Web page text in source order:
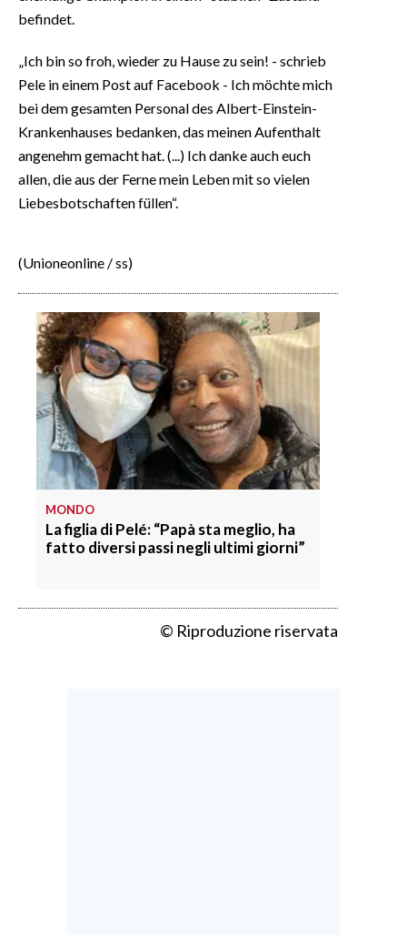
PUBBLICITÀ
SPIAGGE
befindet.
„Ich bin so froh, wieder zu Hause zu sein! - schrieb
Pele in einem Post auf Facebook - Ich möchte mich
bei dem gesamten Personal des Albert-Einstein-
Krankenhauses bedanken, das meinen Aufenthalt
angenehm gemacht hat. (...) Ich danke auch euch
allen, die aus der Ferne mein Leben mit so vielen
Liebesbotschaften füllen“.
(Unioneonline / ss)
MONDO
La figlia di Pelé: “Papà sta meglio, ha
fatto diversi passi negli ultimi giorni”
© Riproduzione riservata